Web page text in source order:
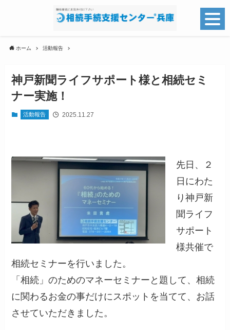
ホーム 活動報告
神戸新聞ライフサポート様と相続セミ
ナー実施！
活動報告 2025.11.27
先日、２
日にわた
り神戸新
聞ライフ
サポート
様共催で
相続セミナーを行いました。
「相続」のためのマネーセミナーと題して、相続
に関わるお金の事だけにスポットを当てて、お話
させていただきました。